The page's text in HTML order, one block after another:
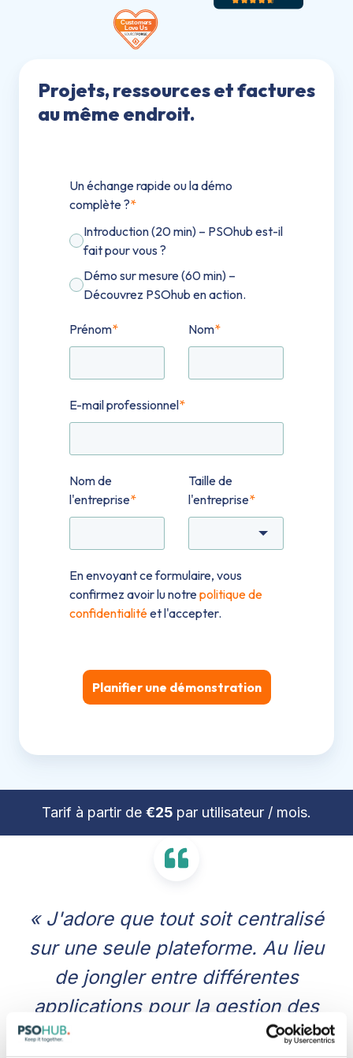
Projets, ressources et factures
au même endroit.
Un échange rapide ou la démo
complète ?*
Introduction (20 min) – PSOhub est-il
fait pour vous ?
Démo sur mesure (60 min) –
Découvrez PSOhub en action.
Prénom* Nom*
E-mail professionnel*
Nom de
l'entreprise*
Taille de
l'entreprise*
En envoyant ce formulaire, vous
confirmez avoir lu notrepolitique de
confidentialitéet l'accepter.
Planifier une démonstration
Tarif à partir de €25 par utilisateur / mois.
« J'adore que tout soit centralisé
sur une seule plateforme. Au lieu
de jongler entre différentes
applications pour la gestion des
tâches, le suivi du temps et la